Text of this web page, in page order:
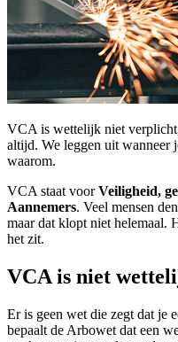
VCA is wettelijk niet
altijd. We leggen uit wanneer
waarom.
VCA staat voorVeiligheid,
Aannemers. Veel mensen
maar dat klopt niet helemaal.
het zit.
VCA is niet
Er is geen wet die zegt dat je
bepaalt de Arbowet dat een